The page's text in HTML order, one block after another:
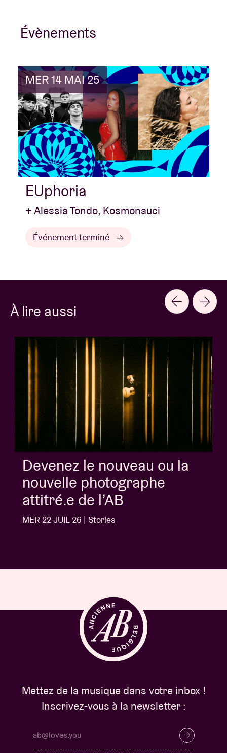
Évènements
MER 14 MAI 25
EUphoria
+ Alessia Tondo, Kosmonauci
Événement terminé
À lire aussi
Album of the week:
'Doctrine Of Love' - Jalen
Ngonda
MER 1 JUIL 26 | Stories
Mettez de la musique dans votre inbox !
Inscrivez-vous à la newsletter :